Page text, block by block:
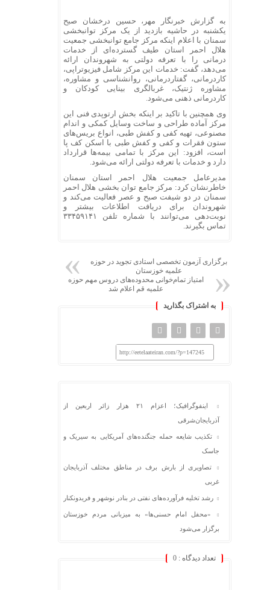
به گزارش خبرنگار مهر، حسین درخشان صبح
یکشنبه در حاشیه بازدید از یک مرکز توانبخشی
سمنان با اعلام اینکه مرکز جامع توانبخشی جمعیت
هلال احمر استان طیف گسترده‌ای از خدمات
درمانی را با تعرفه دولتی به شهروندان ارائه
می‌دهد، گفت: خدمات این مرکز شامل فیزیوتراپی،
کاردرمانی، گفتاردرمانی، روانشناسی و مشاوره،
مشاوره ژنتیک، غربالگری بینایی کودکان و
کاردرمانی ذهنی می‌شود.
وی همچنین با تاکید بر اینکه بخش ارتوپدی فنی این
مرکز آماده طراحی و ساخت وسایل کمکی و اندام
مصنوعی، تهیه کفی و کفش طبی، انواع بریس‌های
ستون فقرات و کفی و کفش طبی با اسکن کف پا
است، افزود: این مرکز با تمامی بیمه‌ها قرارداد
دارد و خدمات با تعرفه دولتی ارائه می‌شود.
مدیرعامل جمعیت هلال احمر استان سمنان
خاطرنشان کرد: مرکز جامع توان بخشی هلال احمر
سمنان در دو شیفت صبح و عصر فعالیت می‌کند و
شهروندان برای دریافت اطلاعات بیشتر و
نوبت‌دهی می‌توانند با شماره تلفن ۳۳۴۵۹۱۴۱
تماس بگیرند.
برگزاری آزمون تخصصی استادی تجوید در حوزه
علمیه خوزستان
امتیاز تمام‌خوانی محدوده‌های دروس مهم حوزه
علمیه قم اعلام شد
به اشتراک بگذارید
http://eetelaateiran.com/?p=147245
اینفوگرافیک؛ اعزام ۲۱ هزار زائر اربعین از
آذربایجان‌شرقی
تکذیب شایعه حمله جنگنده‌های آمریکایی به سیریک و
جاسک
تصاویری از بارش برف در مناطق مختلف آذربایجان
غربی
رشد تخلیه فرآورده‌های نفتی در بنادر نوشهر و فریدونکنار
«محفل امام حسنی‌ها» به میزبانی مردم خوزستان
برگزار می‌شود
تعداد دیدگاه : 0